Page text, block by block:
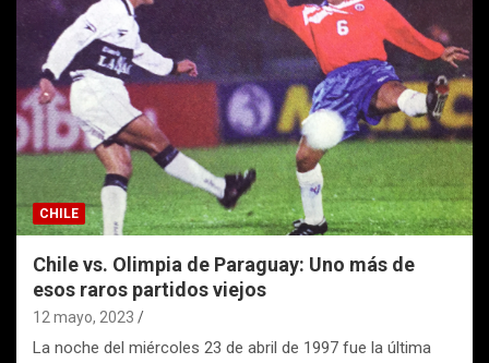
CHILE
Chile vs. Olimpia de Paraguay: Uno más de
esos raros partidos viejos
12 mayo, 2023
La noche del miércoles 23 de abril de 1997 fue la última